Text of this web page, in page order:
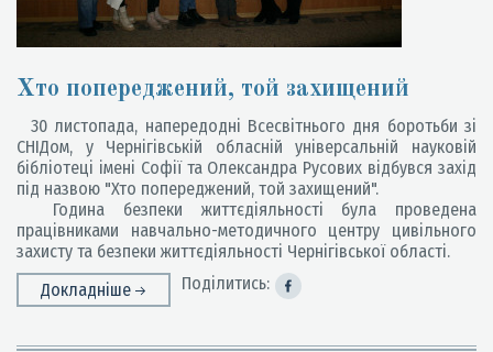
Хто попереджений, той захищений
30 листопада, напередодні Всесвітнього дня боротьби зі
СНІДом, у Чернігівській обласній універсальній науковій
бібліотеці імені Софії та Олександра Русових відбувся захід
під назвою "Хто попереджений, той захищений".
Година безпеки життєдіяльності була проведена
працівниками навчально-методичного центру цивільного
захисту та безпеки життєдіяльності Чернігівської області.
Докладніше
Поділитись: